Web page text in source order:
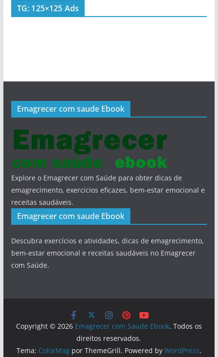
TG: 125×125 Ads
Emagrecer com saude Ebook
Explore o Emagrecer com Saúde para obter dicas de
emagrecimento, exercícios eficazes, bem-estar emocional e
receitas saudáveis.
Emagrecer com saude Ebook
Descubra exercícios e atividades, dicas de emagrecimento,
bem-estar emocional e receitas saudáveis no Emagrecer
com Saúde.
Copyright © 2026 Emagrecer com Saude Ebook. Todos os
direitos reservados.
Tema: ColorMagpor ThemeGrill. Powered by WordPress.